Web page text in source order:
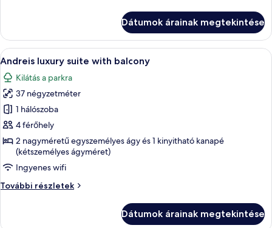
balcony
with
balcony
további
Dátumok árainak megtekintése
A
következő
szoba
összes
képének
megtekintése:
Andreis
luxury
suite
with
balcony
Egy hálószoba, amelyben egy nagy
3
Andreis luxury suite with balcony
Kilátás a parkra
37 négyzetméter
1 hálószoba
4 férőhely
2 nagyméretű egyszemélyes ágy és 1 kinyitható kanapé
(kétszemélyes ágyméret)
Ingyenes wifi
További részletek
Andreis
Dátumok árainak megtekintése